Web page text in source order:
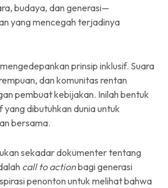
budaya, dan generasi—
yang mencegah terjadinya
prinsip inklusif. Suara
dan komunitas rentan
pembuat kebijakan. Inilah bentuk
yang dibutuhkan dunia untuk
bersama.
sekadar dokumenter tentang
call to actionbagi generasi
penonton untuk melihat bahwa